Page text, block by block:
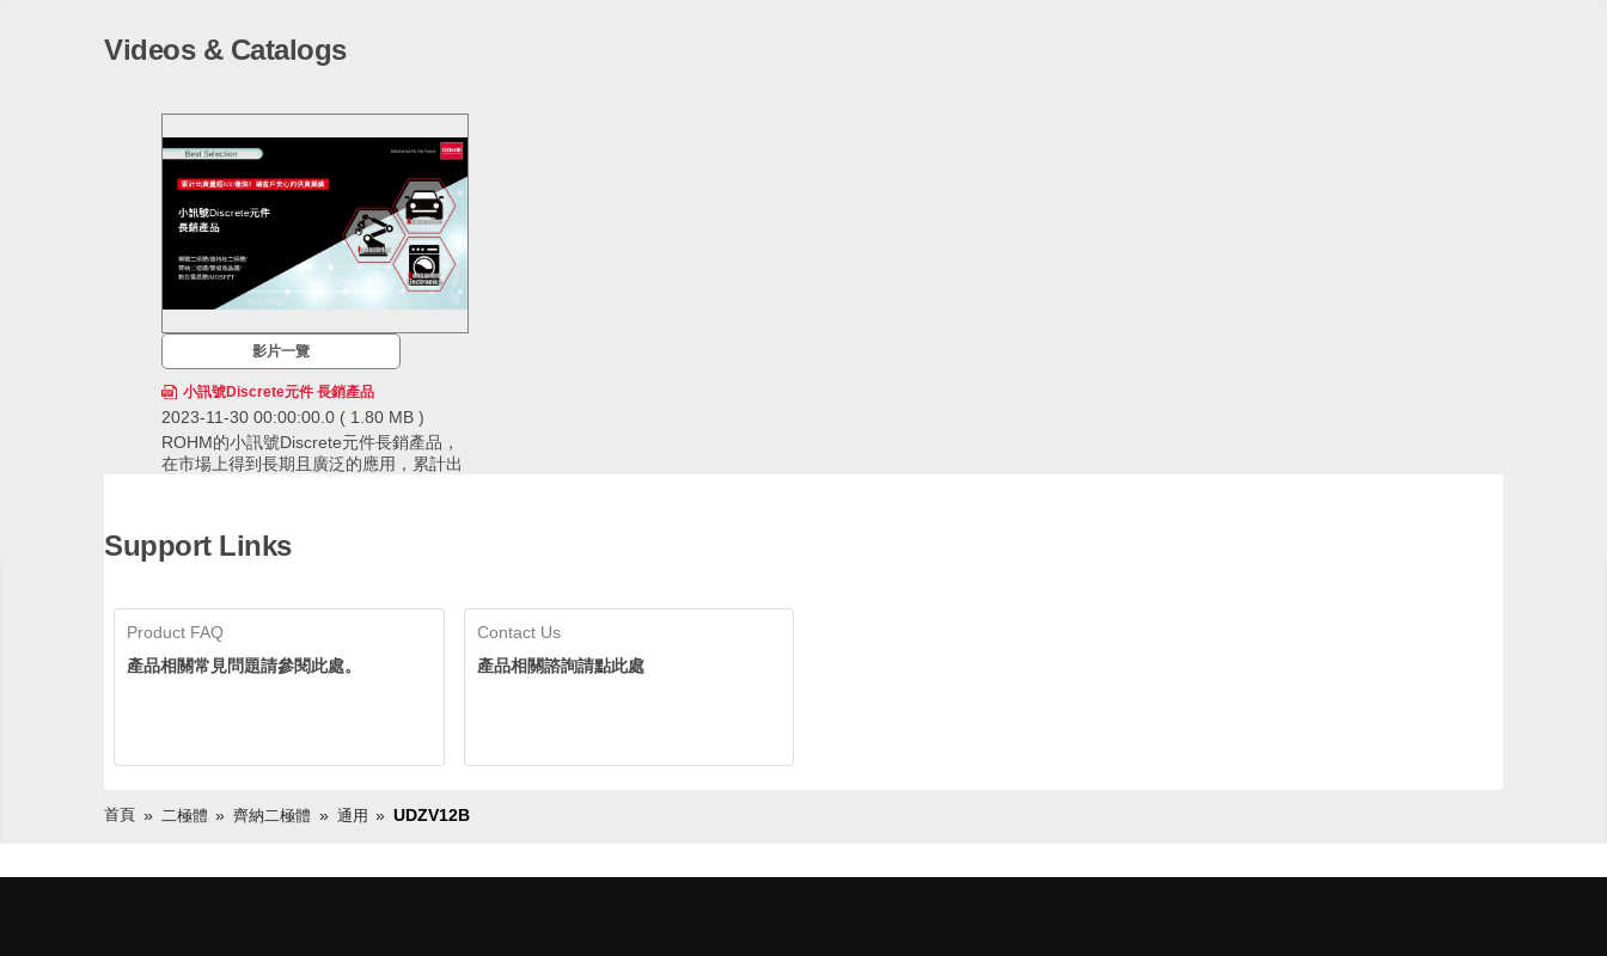
Videos & Catalogs
影片一覽
小訊號Discrete元件 長銷產品
2023-11-30 00:00:00.0 ( 1.80 MB )
ROHM的小訊號Discrete元件長銷產品，
在市場上得到長期且廣泛的應用，累計出
放心採用。
600億個，擁有領先業界的供貨實績。ROHM透
Support Links
Product FAQ
產品相關常見問題請參閱此處。
Contact Us
產品相關諮詢請點此處
首頁 二極體 齊納二極體 通用 UDZV12B